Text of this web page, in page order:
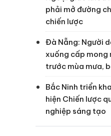
phải mở đường
chiến lược
Đà Nẵng: Người
xuống cấp mong
trước mùa mưa,
Bắc Ninh triển
hiện Chiến lược
nghiệp sáng tạo